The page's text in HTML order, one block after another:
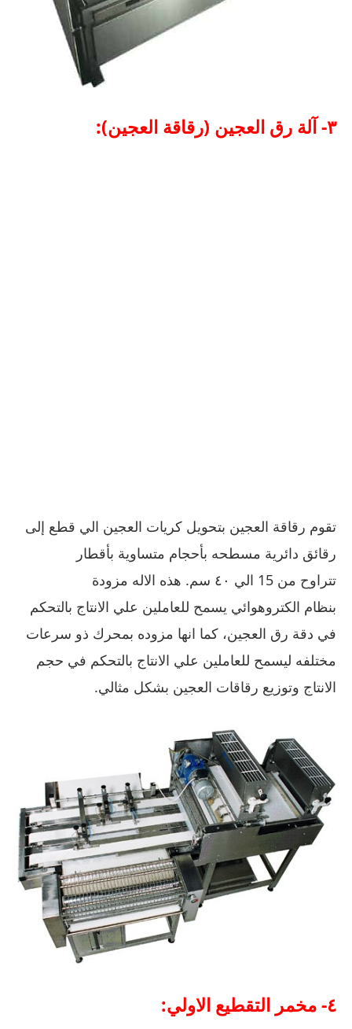
٣- آلة رق العجين (رقاقة العجين):
تقوم رقاقة العجين بتحويل كريات العجين الي قطع إلى
رقائق دائرية مسطحه بأحجام متساوية بأقطار
تتراوح من 15 الي ٤٠ سم. هذه الاله مزودة
بنظام الكتروهوائي يسمح للعاملين علي الانتاج بالتحكم
في دقة رق العجين، كما انها مزوده بمحرك ذو سرعات
مختلفه ليسمح للعاملين علي الانتاج بالتحكم في حجم
الانتاج وتوزيع رقاقات العجين بشكل مثالي.
٤- مخمر التقطيع الاولي: